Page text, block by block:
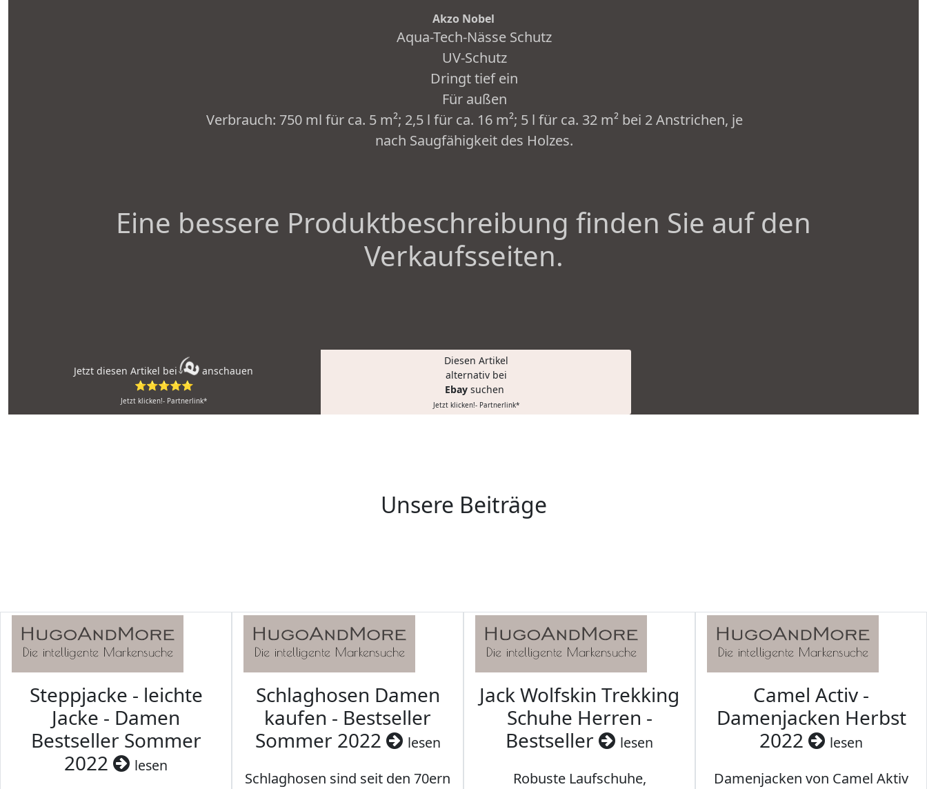
Akzo Nobel
Aqua-Tech-Nässe Schutz
UV-Schutz
Dringt tief ein
Für außen
Verbrauch: 750 ml für ca. 5 m²; 2,5 l für ca. 16 m²; 5 l für ca. 32 m² bei 2 Anstrichen, je
nach Saugfähigkeit des Holzes.
Eine bessere Produktbeschreibung finden Sie auf den
Verkaufsseiten.
Jetzt diesen Artikel bei
anschauen
⭐⭐⭐⭐⭐
Jetzt klicken!- Partnerlink*
Diesen Artikel
alternativ bei
Ebay suchen
Jetzt klicken!- Partnerlink*
Unsere Beiträge
Steppjacke - leichte
Jacke - Damen
Bestseller Sommer
2022
lesen
Schlaghosen Damen
kaufen - Bestseller
Sommer 2022
lesen
Schlaghosen sind seit den 70ern
Jack Wolfskin Trekking
Schuhe Herren -
Bestseller
lesen
Robuste Laufschuhe,
Camel Activ -
Damenjacken Herbst
2022
lesen
Damenjacken von Camel Aktiv